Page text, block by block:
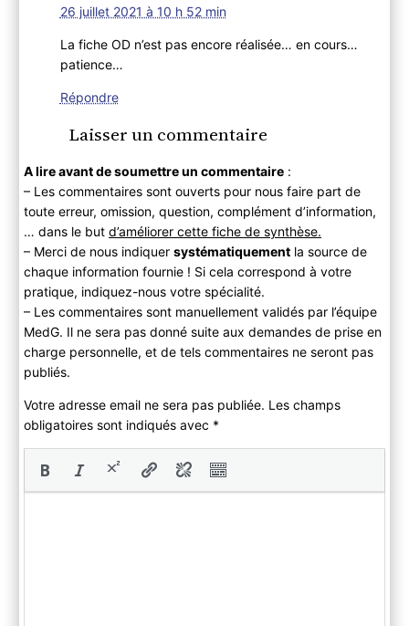
26 juillet 2021 à 10 h 52 min
La fiche OD n’est pas encore réalisée… en cours…
patience…
Répondre
Laisser un commentaire
A lire avant de soumettre un commentaire:
– Les commentaires sont ouverts pour nous faire part de
toute erreur, omission, question, complément d’information,
… dans le but d’améliorer cette fiche de synthèse.
– Merci de nous indiquer systématiquementla source de
chaque information fournie ! Si cela correspond à votre
pratique, indiquez-nous votre spécialité.
– Les commentaires sont manuellement validés par l’équipe
MedG. Il ne sera pas donné suite aux demandes de prise en
charge personnelle, et de tels commentaires ne seront pas
publiés.
Votre adresse email ne sera pas publiée. Les champs
obligatoires sont indiqués avec *